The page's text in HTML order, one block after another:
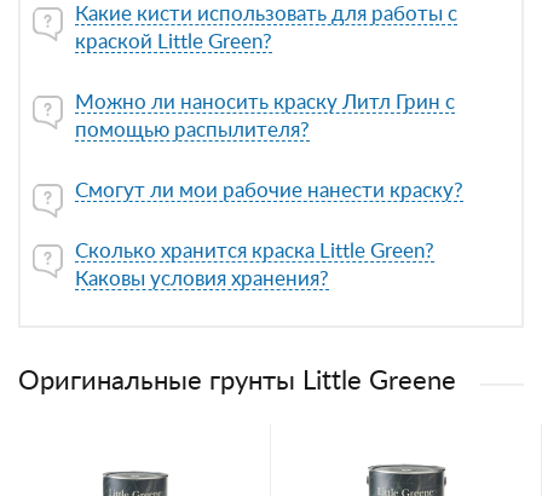
Какие кисти использовать для работы с
краской Little Green?
Можно ли наносить краску Литл Грин с
помощью распылителя?
Смогут ли мои рабочие нанести краску?
Сколько хранится краска Little Green?
Каковы условия хранения?
Оригинальные грунты Little Greene